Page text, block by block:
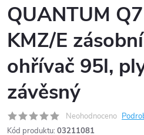
QUANTUM
KMZ/E
ohřívač 95l,
závěsný
Neohodnoceno
Kód produktu: 03211081